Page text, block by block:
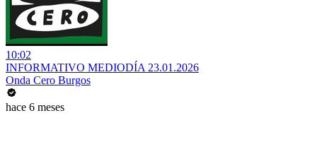
10:02
INFORMATIVO MEDIODÍA 23.01.2026
Onda Cero Burgos
hace 6 meses